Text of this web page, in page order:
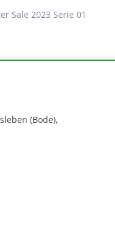
Sale 2023 Serie 01
(Bode),